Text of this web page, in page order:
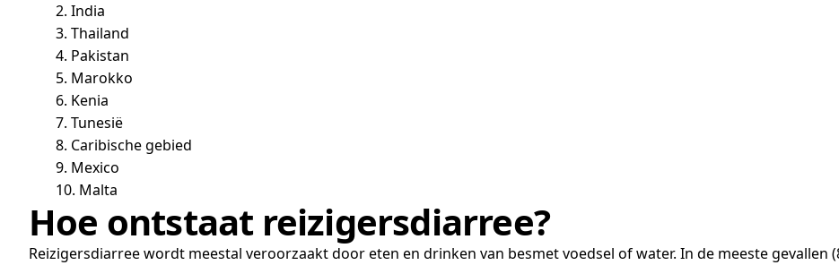
2. India
3. Thailand
4. Pakistan
5. Marokko
6. Kenia
7. Tunesië
8. Caribische gebied
9. Mexico
10. Malta
Hoe ontstaat reizigersdiarree?
Reizigersdiarree wordt meestal veroorzaakt door eten en drinken van besmet voedsel of water. In de meeste gevallen